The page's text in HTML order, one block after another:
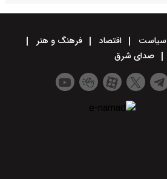
سیاست اقتصاد
فرهنگ و هنر
صدای شرق